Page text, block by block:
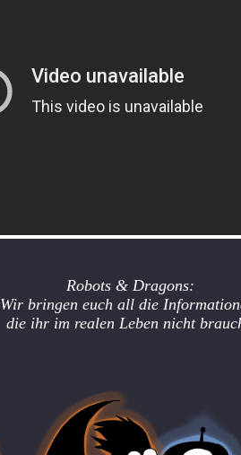
Robots & Dragons:
Wir bringen euch all die
die ihr im realen Leben nicht